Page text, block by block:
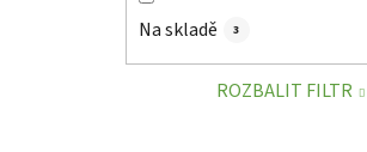
Na skladě 3
ROZBALIT FILTR